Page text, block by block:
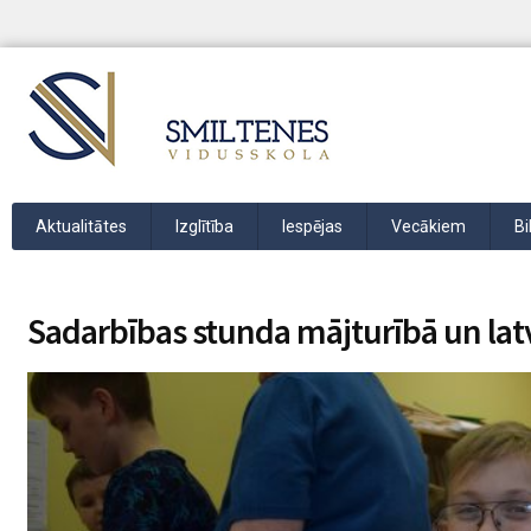
Aktualitātes Izglītība Iespējas Vecākiem
Sadarbības stunda mājturībā un